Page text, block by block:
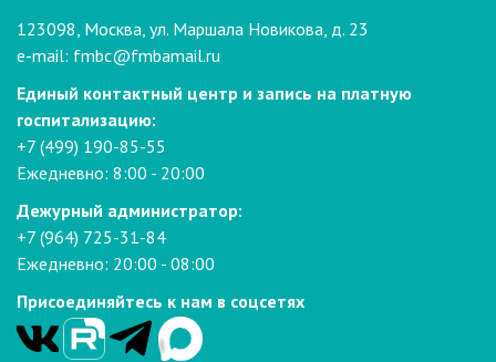
123098, Москва, ул. Маршала Новикова, д. 23
e-mail: fmbc@fmbamail.ru
Единый контактный центр и запись на платную
госпитализацию:
+7 (499) 190-85-55
Ежедневно: 8:00 - 20:00
Дежурный администратор:
+7 (964) 725-31-84
Ежедневно: 20:00 - 08:00
Присоединяйтесь к нам в соцсетях